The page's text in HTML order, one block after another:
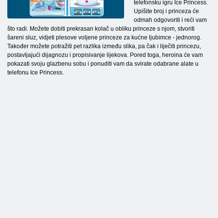
telefonsku igru Ice Princess.
Upišite broj i princeza će
odmah odgovoriti i reći vam
što radi. Možete dobiti prekrasan kolač u obliku princeze s njom, stvoriti
šareni sluz, vidjeti plesove voljene princeze za kućne ljubimce - jednorog.
Također možete potražiti pet razlika između slika, pa čak i liječiti princezu,
postavljajući dijagnozu i propisivanje lijekova. Pored toga, heroina će vam
pokazati svoju glazbenu sobu i ponuditi vam da svirate odabrane alate u
telefonu Ice Princess.